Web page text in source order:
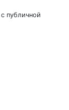
публичной